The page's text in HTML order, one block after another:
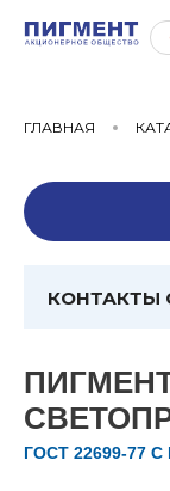
ГЛАВНАЯ
КОНТАКТЫ
ГОСТ 22699-77